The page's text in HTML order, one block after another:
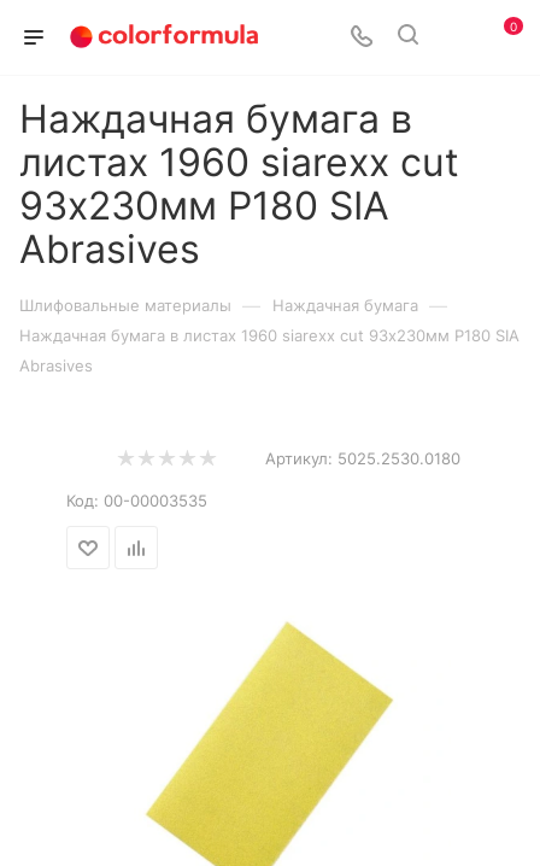
0
Наждачная бумага в
листах 1960 siarexx cut
93х230мм P180 SIA
Abrasives
Шлифовальные материалы — Наждачная бумага —
Наждачная бумага в листах 1960 siarexx cut 93х230мм P180 SIA
Abrasives
Артикул: 5025.2530.0180
Код: 00-00003535